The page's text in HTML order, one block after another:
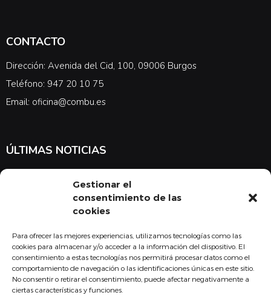
Gestionar el
consentimiento de las
cookies
Para ofrecer las mejores experiencias, utilizamos tecnologías como las
cookies para almacenar y/o acceder a la información del dispositivo. El
consentimiento a estas tecnologías nos permitirá procesar datos como el
comportamiento de navegación o las identificaciones únicas en este sitio.
No consentir o retirar el consentimiento, puede afectar negativamente a
ciertas características y funciones.
CONTACTO
Dirección: Avenida del Cid, 100, 09006 Burgos
Teléfono: 947 20 10 75
Email: oficina@combu.es
ÚLTIMAS NOTICIAS
noticias en cuanto a medicina y el COMBU
Acepto la política de privacidad
Suscribirse